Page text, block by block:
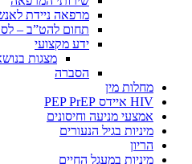
מרפאה ניידת
תחום להט”ב –
ידע מקצועי
מצגות
הסברה
מחלות מין
HIV איידס PEP PrEP
אמצעי מניעה וחיסונים
מיניות בגיל הנעורים
הריון
מיניות במעגל החיים